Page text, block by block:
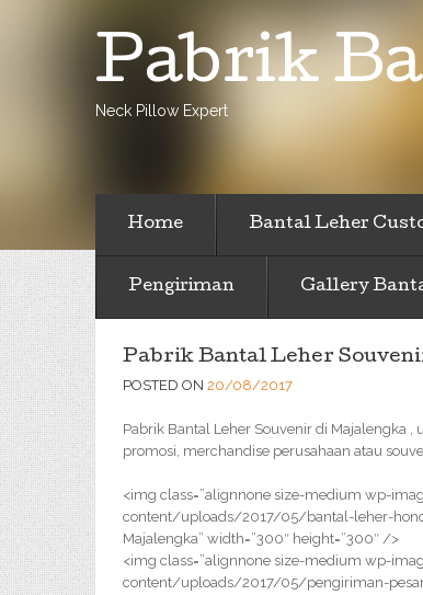
Pabrik
Neck Pillow Expert
Home Bantal Leher
Pengiriman Gallery
Pabrik Bantal Leher
POSTED ON 20/08/2017
Pabrik Bantal Leher Souvenir di Majalengka
promosi, merchandise perusahaan atau
<img class=”alignnone size-medium wp-
content/uploads/2017/05/bantal-leher-
Majalengka” width=”300″ height=”300″ />
<img class=”alignnone size-medium wp-
content/uploads/2017/05/pengiriman-